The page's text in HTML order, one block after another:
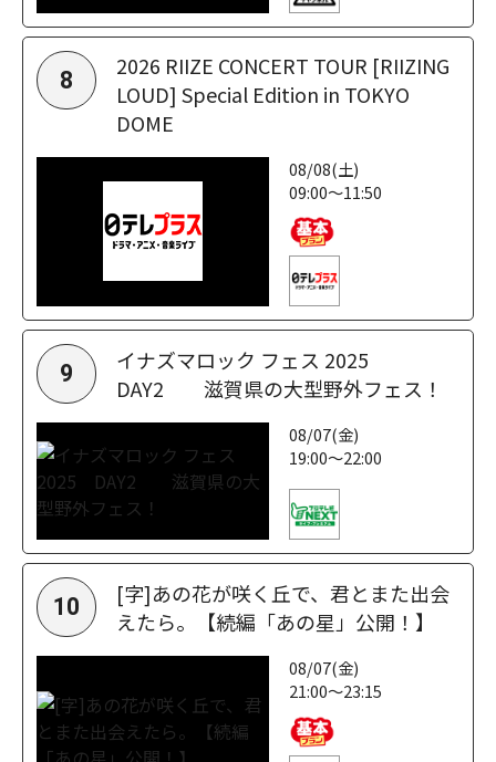
8
2026 RIIZE CONCERT TOUR [RIIZING
LOUD] Special Edition in TOKYO
DOME
08/08(土)
09:00～11:50
9
イナズマロック フェス 2025
DAY2 滋賀県の大型野外フェス！
08/07(金)
19:00～22:00
10
[字]あの花が咲く丘で、君とまた出会
えたら。【続編「あの星」公開！】
08/07(金)
21:00～23:15